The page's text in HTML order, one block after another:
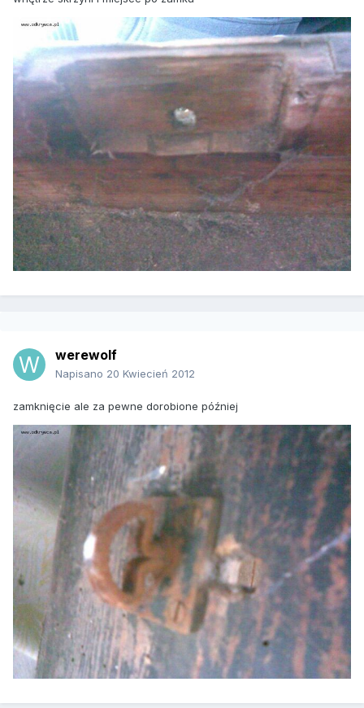
werewolf
Napisano 20 Kwiecień 2012
zamknięcie ale za pewne dorobione później